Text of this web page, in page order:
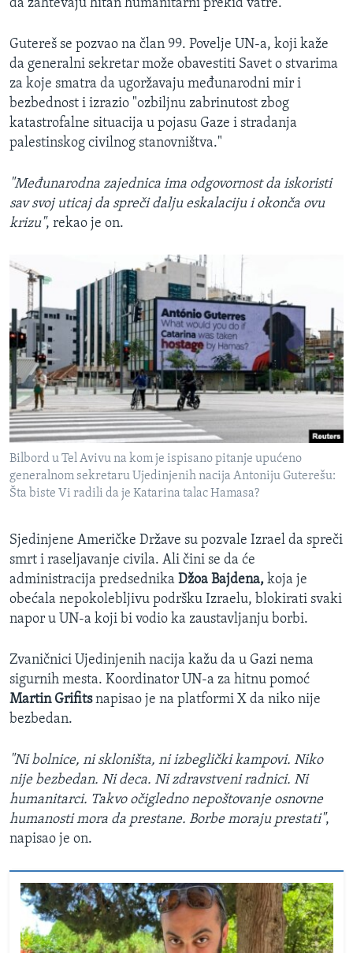
da zahtevaju hitan humanitarni prekid vatre.
Gutereš se pozvao na član 99. Povelje UN-a, koji kaže
da generalni sekretar može obavestiti Savet o stvarima
za koje smatra da ugoržavaju međunarodni mir i
bezbednost i izrazio "ozbiljnu zabrinutost zbog
katastrofalne situacija u pojasu Gaze i stradanja
palestinskog civilnog stanovništva."
"Međunarodna zajednica ima odgovornost da iskoristi
sav svoj uticaj da spreči dalju eskalaciju i okonča ovu
krizu", rekao je on.
Bilbord u Tel Avivu na kom je ispisano pitanje upućeno
generalnom sekretaru Ujedinjenih nacija Antoniju Guterešu:
Šta biste Vi radili da je Katarina talac Hamasa?
Sjedinjene Američke Države su pozvale Izrael da spreči
smrt i raseljavanje civila. Ali čini se da će
administracija predsednika Džoa Bajdena, koja je
obećala nepokolebljivu podršku Izraelu, blokirati svaki
napor u UN-a koji bi vodio ka zaustavljanju borbi.
Zvaničnici Ujedinjenih nacija kažu da u Gazi nema
sigurnih mesta. Koordinator UN-a za hitnu pomoć
Martin Grifitsnapisao je na platformi X da niko nije
bezbedan.
"Ni bolnice, ni skloništa, ni izbeglički kampovi. Niko
nije bezbedan. Ni deca. Ni zdravstveni radnici. Ni
humanitarci. Takvo očigledno nepoštovanje osnovne
humanosti mora da prestane. Borbe moraju prestati",
napisao je on.